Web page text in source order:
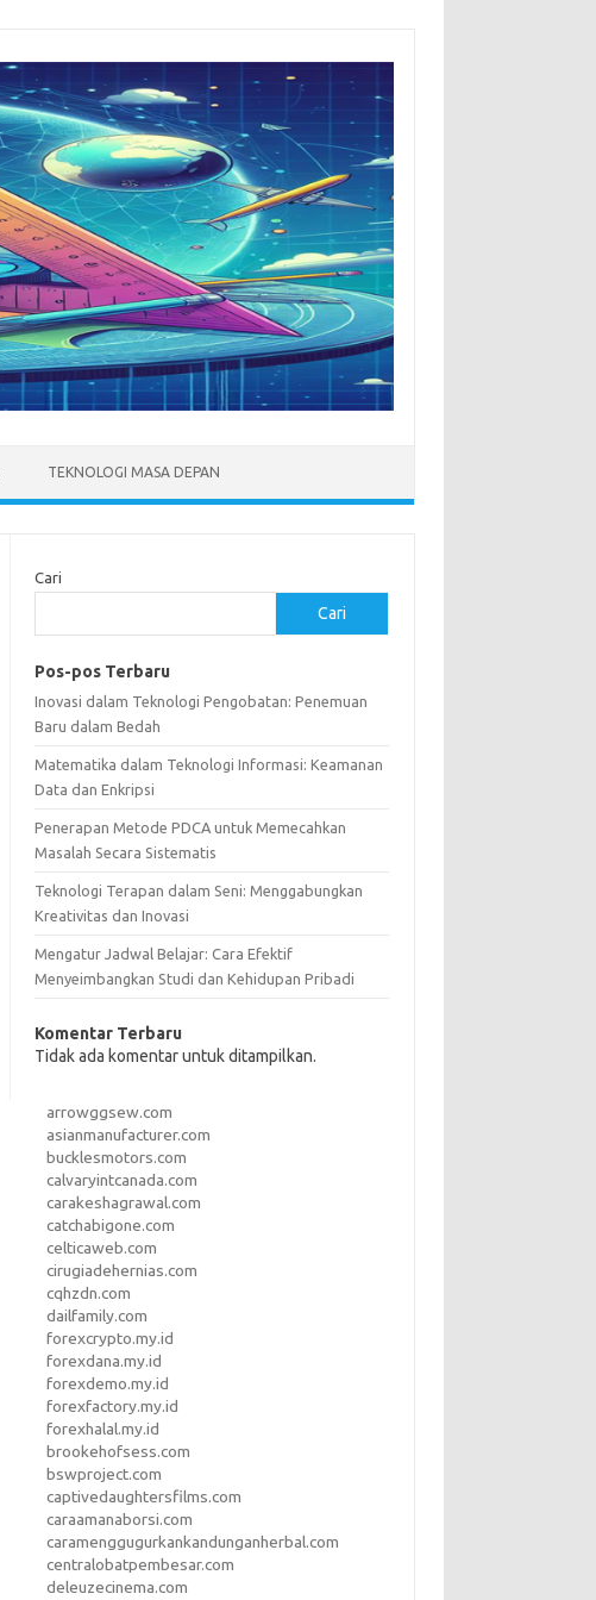
TEKNOLOGI MASA DEPAN
Cari
Cari
Pos-pos Terbaru
Inovasi dalam Teknologi Pengobatan: Penemuan
Baru dalam Bedah
Matematika dalam Teknologi Informasi: Keamanan
Data dan Enkripsi
Penerapan Metode PDCA untuk Memecahkan
Masalah Secara Sistematis
Teknologi Terapan dalam Seni: Menggabungkan
Kreativitas dan Inovasi
Mengatur Jadwal Belajar: Cara Efektif
Menyeimbangkan Studi dan Kehidupan Pribadi
Komentar Terbaru
Tidak ada komentar untuk ditampilkan.
arrowggsew.com
asianmanufacturer.com
bucklesmotors.com
calvaryintcanada.com
carakeshagrawal.com
catchabigone.com
celticaweb.com
cirugiadehernias.com
cqhzdn.com
dailfamily.com
forexcrypto.my.id
forexdana.my.id
forexdemo.my.id
forexfactory.my.id
forexhalal.my.id
brookehofsess.com
bswproject.com
captivedaughtersfilms.com
caraamanaborsi.com
caramenggugurkankandunganherbal.com
centralobatpembesar.com
deleuzecinema.com